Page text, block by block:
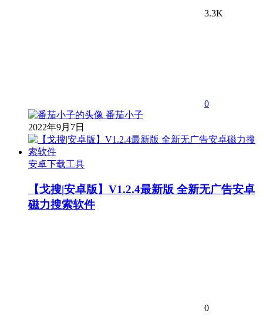
3.3K
0
番茄小子
2022年9月7日
安卓下载工具
【戈搜|安卓版】V1.2.4最新版 全新无广告安卓
磁力搜索软件
0